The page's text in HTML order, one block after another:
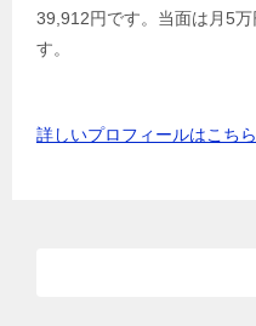
39,912円です。当面は月5
す。
詳しいプロフィールはこちら